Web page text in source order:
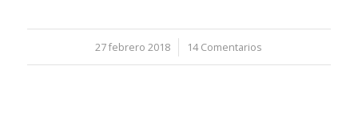
27 febrero 2018
/ 14 Comentarios